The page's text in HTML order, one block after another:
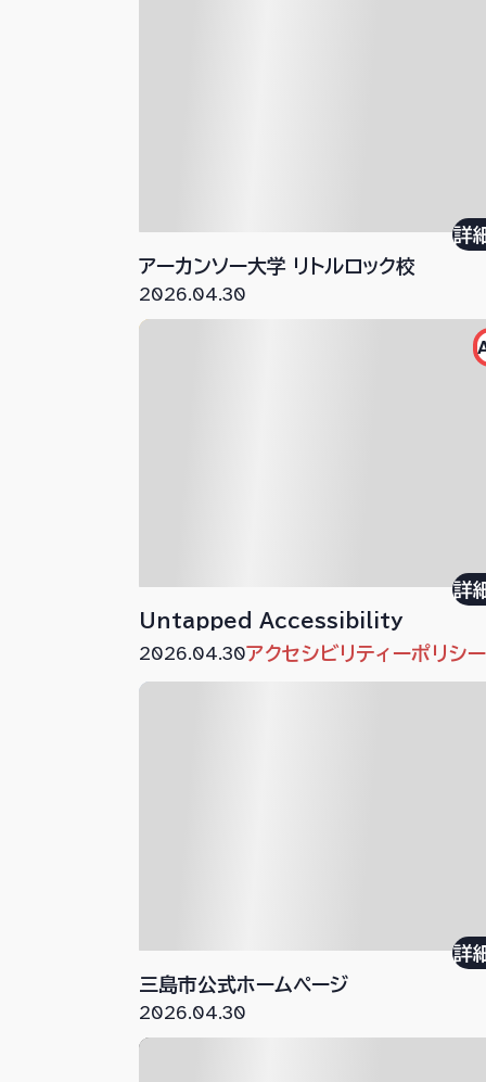
アーカンソー大学 リトルロック校
詳
2026.04.30
Untapped Accessibility
詳
2026.04.30アクセシビリティーポリシー
三島市公式ホームページ
詳
2026.04.30